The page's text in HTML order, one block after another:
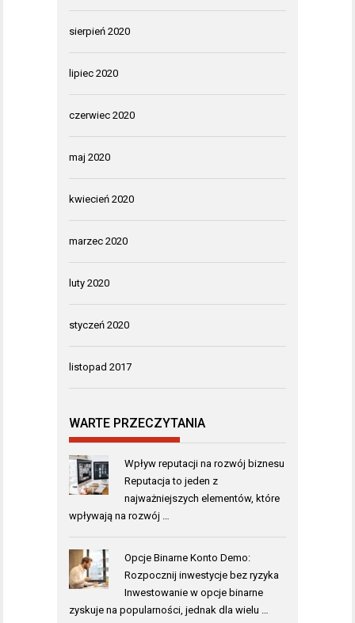
sierpień 2020
lipiec 2020
czerwiec 2020
maj 2020
kwiecień 2020
marzec 2020
luty 2020
styczeń 2020
listopad 2017
WARTE PRZECZYTANIA
Wpływ reputacji na rozwój biznesu
Reputacja to jeden z
najważniejszych elementów, które
wpływają na rozwój …
Opcje Binarne Konto Demo:
Rozpocznij inwestycje bez ryzyka
Inwestowanie w opcje binarne
zyskuje na popularności, jednak dla wielu …